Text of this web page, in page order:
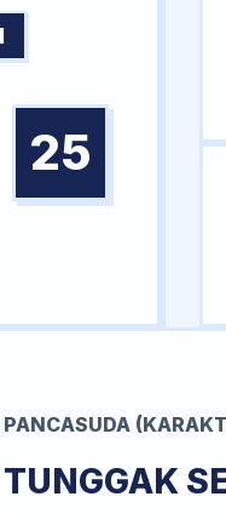
25
PANCASUDA
TUNGGAK